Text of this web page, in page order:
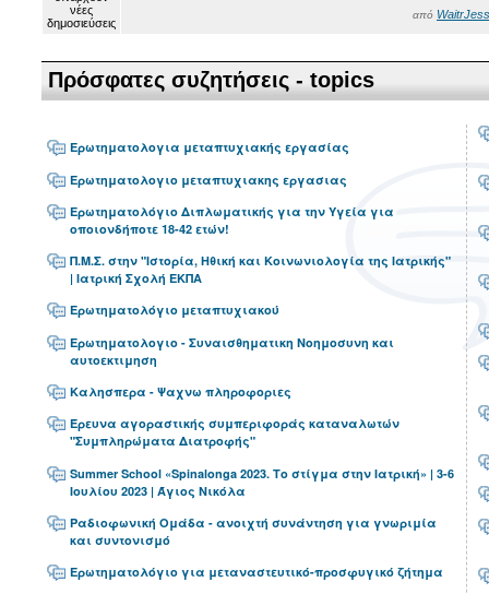
από
Πρόσφατες συζητήσεις - topics
Ερωτηματολογια μεταπτυχιακής εργασίας
Ερωτηματολογιο μεταπτυχιακης εργασιας
Ερωτηματολόγιο Διπλωματικής για την Υγεία για
οποιονδήποτε 18-42 ετών!
Π.Μ.Σ. στην "Ιστορία, Ηθική και Κοινωνιολογία της Ιατρικής"
| Ιατρική Σχολή ΕΚΠΑ
Ερωτηματολόγιο μεταπτυχιακού
Ερωτηματολογιο - Συναισθηματικη Νοημοσυνη και
αυτοεκτιμηση
Καλησπερα - Ψαχνω πληροφοριες
Έρευνα αγοραστικής συμπεριφοράς καταναλωτών
"Συμπληρώματα Διατροφής"
Summer School «Spinalonga 2023. Το στίγμα στην Ιατρική» | 3-6
Ιουλίου 2023 | Άγιος Νικόλα
Ραδιοφωνική Ομάδα - ανοιχτή συνάντηση για γνωριμία
και συντονισμό
Ερωτηματολόγιο για μεταναστευτικό-προσφυγικό ζήτημα